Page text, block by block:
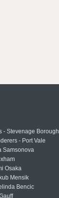
- Stevenage Borough
- Port Vale
Samsonova
Osaka
Mensik
Bencic